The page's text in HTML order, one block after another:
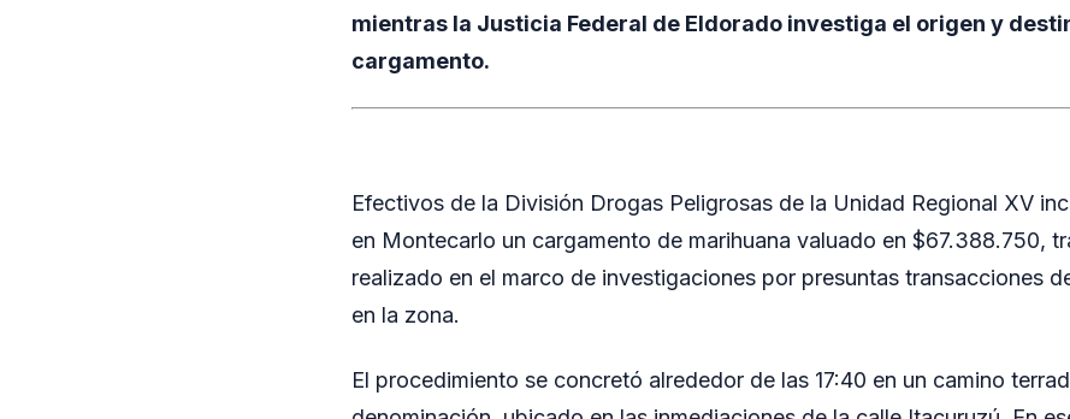
mientras la Justicia Federal de Eldorado investiga el origen y
cargamento.
Efectivos de la División Drogas Peligrosas de la Unidad Regional XV
en Montecarlo un cargamento de marihuana valuado en $67.388.750,
realizado en el marco de investigaciones por presuntas transacciones
en la zona.
El procedimiento se concretó alrededor de las 17:40 en un camino